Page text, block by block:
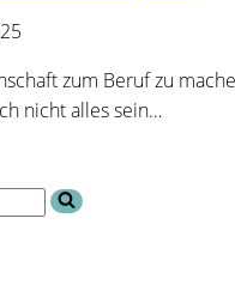
zum Beruf zu
nicht alles sein…